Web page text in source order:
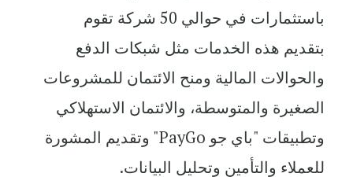
باستثمارات في حوالي 50 شركة تقوم
بتقديم هذه الخدمات مثل شبكات الدفع
والحوالات المالية ومنح الائتمان للمشروعات
الصغيرة والمتوسطة، والائتمان الاستهلاكي
وتطبيقات "باي جوPayGo" وتقديم المشورة
للعملاء والتأمين وتحليل البيانات.